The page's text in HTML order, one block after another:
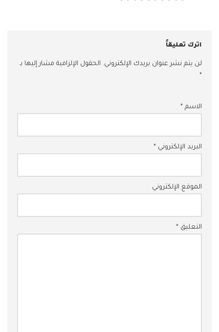
اترك تعليقاً
لن يتم نشر عنوان بريدك الإلكتروني. الحقول الإلزامية مشار إليها بـ
*
الاسم *
البريد الإلكتروني *
الموقع الإلكتروني
التعليق *